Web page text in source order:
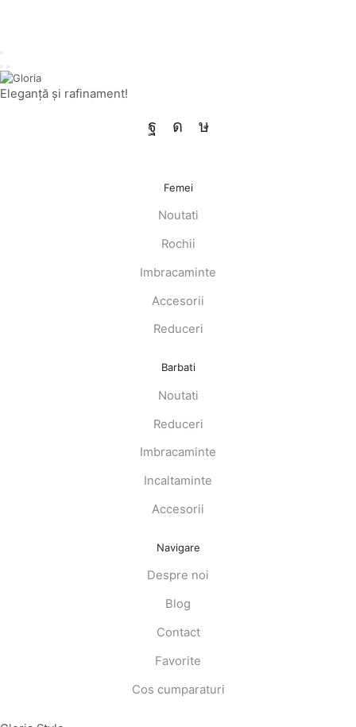
Eleganţă şi rafinament!
Facebook
Instagram
Tik-
Femei
Noutati
Rochii
Imbracaminte
Accesorii
Reduceri
Barbati
Noutati
Reduceri
Imbracaminte
Incaltaminte
Accesorii
Navigare
Despre noi
Blog
Contact
Favorite
Cos cumparaturi